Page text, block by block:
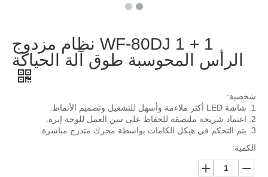
WF-80DJ 1 + 1 نظام مزدوج
الرأس المحوسبة طوق آلة الحياكة
شخصية:
1. شاشة LED أكثر ملاءمة وأسهل للتشغيل وتصميم الأنماط.
2. اعتماد شريحة ملتصقة للحفاظ على سن العمل للوحة إبرة.
3. يتم التحكم في هيكل الكامات بواسطة محرك متدرج مباشرة.
الكمية: